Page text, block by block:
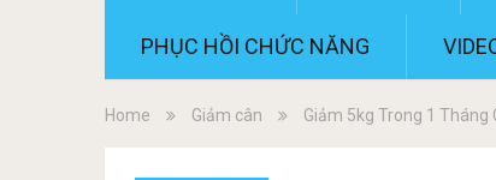
PHỤC HỒI CHỨC NĂNG
Home Giảm cân Giảm 5kg Trong 1 Tháng